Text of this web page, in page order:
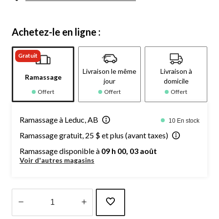
Achetez-le en ligne :
Gratuit
Ramassage
Offert
Livraison le même
jour
Offert
Livraison à
domicile
Offert
Ramassage à Leduc, AB 10 En stock
Ramassage gratuit, 25 $ et plus (avant taxes)
Ramassage disponible à 09 h 00, 03 août
Voir d'autres magasins